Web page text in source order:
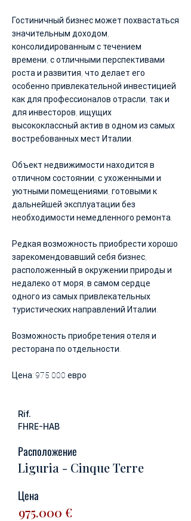
Гостиничный бизнес может похвастаться
значительным доходом,
консолидированным с течением
времени, с отличными перспективами
роста и развития, что делает его
особенно привлекательной инвестицией
как для профессионалов отрасли, так и
для инвесторов, ищущих
высококлассный актив в одном из самых
востребованных мест Италии.
Объект недвижимости находится в
отличном состоянии, с ухоженными и
уютными помещениями, готовыми к
дальнейшей эксплуатации без
необходимости немедленного ремонта.
Редкая возможность приобрести хорошо
зарекомендовавший себя бизнес,
расположенный в окружении природы и
недалеко от моря, в самом сердце
одного из самых привлекательных
туристических направлений Италии.
Возможность приобретения отеля и
ресторана по отдельности.
Цена: 975 000 евро
Rif.
FHRE-HAB
Расположение
Liguria - Cinque Terre
Цена
975.000 €